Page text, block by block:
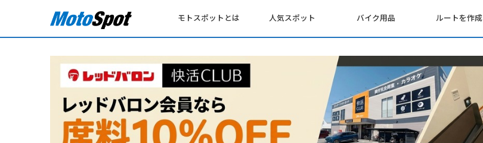
モトスポットとは 人気スポット バイク用品 ルートを作成